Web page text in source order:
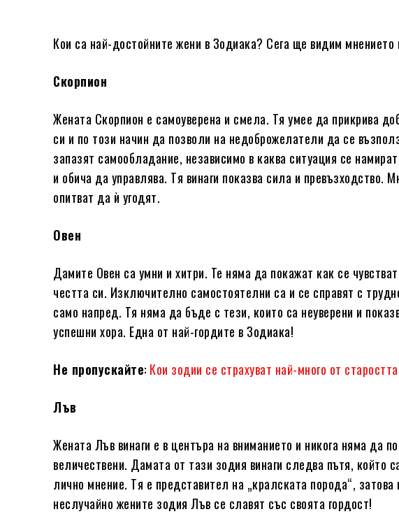
Кои са най-достойните жени в Зодиака? Сега ще видим мнението
Скорпион
Жената Скорпион е самоуверена и смела. Тя умее да прикрива
си и по този начин да позволи на недоброжелатели да се
запазят самообладание, независимо в каква ситуация се
и обича да управлява. Тя винаги показва сила и превъзходство.
опитват да ѝ угодят.
Овен
Дамите Овен са умни и хитри. Те няма да покажат как се
честта си. Изключително самостоятелни са и се справят с
само напред. Тя няма да бъде с тези, които са неуверени и
успешни хора. Една от най-гордите в Зодиака!
Не пропускайте: Кои зодии се страхуват най-много от старостта
Лъв
Жената Лъв винаги е в центъра на вниманието и никога няма да
величествени. Дамата от тази зодия винаги следва пътя, който
лично мнение. Тя е представител на „кралската порода“,
неслучайно жените зодия Лъв се славят със своята гордост!